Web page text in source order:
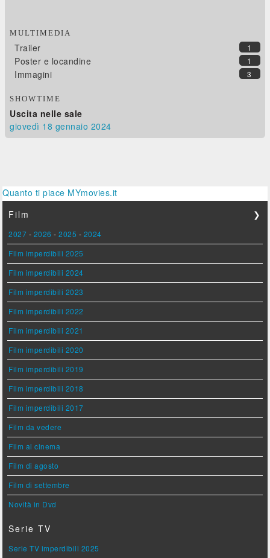
MULTIMEDIA
1
Trailer
1
Poster e locandine
3
Immagini
SHOWTIME
Uscita nelle sale
giovedì 18 gennaio 2024
Quanto ti piace MYmovies.it
Film
❯
2027 - 2026 -2025 - 2024
Film imperdibili 2025
Film imperdibili 2024
Film imperdibili 2023
Film imperdibili 2022
Film imperdibili 2021
Film imperdibili 2020
Film imperdibili 2019
Film imperdibili 2018
Film imperdibili 2017
Film da vedere
Film al cinema
Film di agosto
Film di settembre
Novità in Dvd
Serie TV
Serie TV imperdibili 2025